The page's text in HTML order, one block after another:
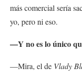
más comercial sería
yo, pero ni eso.
—Y no es lo único
—Mira, el de Vlady